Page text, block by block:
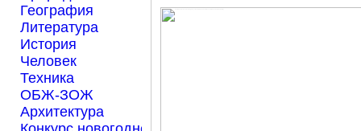
География
Литература
История
Человек
Техника
ОБЖ-ЗОЖ
Архитектура